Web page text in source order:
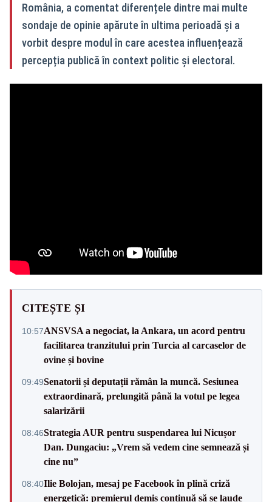
România, a comentat diferențele dintre mai multe
sondaje de opinie apărute în ultima perioadă și a
vorbit despre modul în care acestea influențează
percepția publică în context politic și electoral.
CITEȘTE ȘI
10:57ANSVSA a negociat, la Ankara, un acord pentru
facilitarea tranzitului prin Turcia al carcaselor de
ovine și bovine
09:49Senatorii și deputații rămân la muncă. Sesiunea
extraordinară, prelungită până la votul pe legea
salarizării
08:46Strategia AUR pentru suspendarea lui Nicușor
Dan. Dungaciu: „Vrem să vedem cine semnează și
cine nu”
08:40Ilie Bolojan, mesaj pe Facebook în plină criză
energetică: premierul demis continuă să se laude